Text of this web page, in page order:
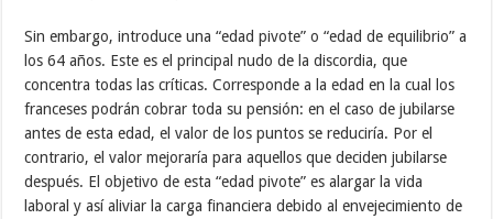
Sin embargo, introduce una “edad pivote” o “edad de equilibrio” a
los 64 años. Este es el principal nudo de la discordia, que
concentra todas las críticas. Corresponde a la edad en la cual los
franceses podrán cobrar toda su pensión: en el caso de jubilarse
antes de esta edad, el valor de los puntos se reduciría. Por el
contrario, el valor mejoraría para aquellos que deciden jubilarse
después. El objetivo de esta “edad pivote” es alargar la vida
laboral y así aliviar la carga financiera debido al envejecimiento de